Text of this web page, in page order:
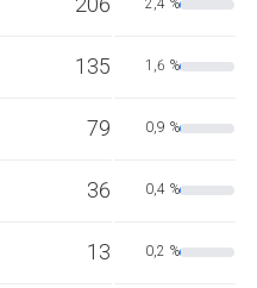
2,4 %
135 1,6 %
79 0,9 %
36 0,4 %
13 0,2 %